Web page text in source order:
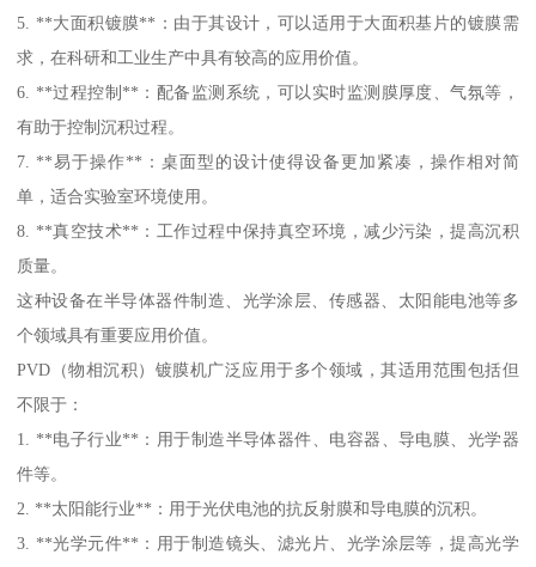
5. **大面积镀膜**：由于其设计，可以适用于大面积基片的镀膜需
求，在科研和工业生产中具有较高的应用价值。
6. **过程控制**：配备监测系统，可以实时监测膜厚度、气氛等，
有助于控制沉积过程。
7. **易于操作**：桌面型的设计使得设备更加紧凑，操作相对简
单，适合实验室环境使用。
8. **真空技术**：工作过程中保持真空环境，减少污染，提高沉积
质量。
这种设备在半导体器件制造、光学涂层、传感器、太阳能电池等多
个领域具有重要应用价值。
PVD（物相沉积）镀膜机广泛应用于多个领域，其适用范围包括但
不限于：
1. **电子行业**：用于制造半导体器件、电容器、导电膜、光学器
件等。
2. **太阳能行业**：用于光伏电池的抗反射膜和导电膜的沉积。
3. **光学元件**：用于制造镜头、滤光片、光学涂层等，提高光学